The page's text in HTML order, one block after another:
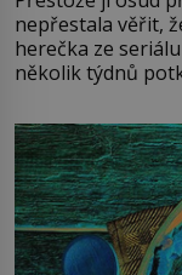
nepřestala věřit, že
herečka ze
několik týdnů